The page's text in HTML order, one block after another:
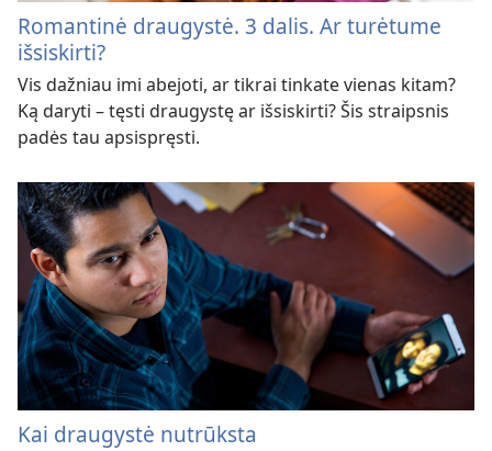
Romantinė draugystė. 3 dalis. Ar turėtume
išsiskirti?
Vis dažniau imi abejoti, ar tikrai tinkate vienas kitam?
Ką daryti – tęsti draugystę ar išsiskirti? Šis straipsnis
padės tau apsispręsti.
Kai draugystė nutrūksta